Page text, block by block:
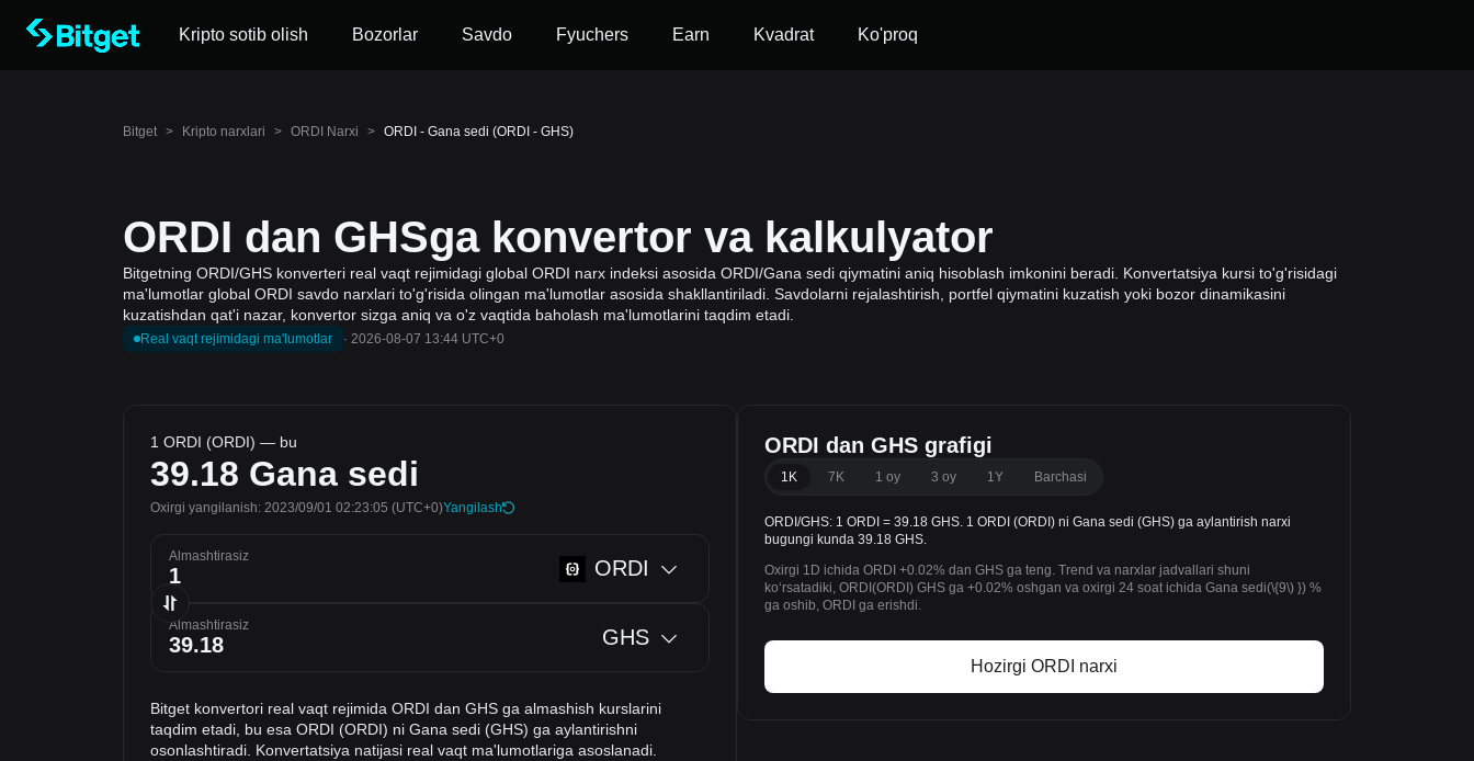
Kripto sotib olish Bozorlar Savdo Fyuchers Earn Kvadrat Ko'proq
Bitget > Kripto narxlari > ORDI Narxi > ORDI - Gana sedi (ORDI - GHS)
ORDI dan GHSga konvertor va kalkulyator
Bitgetning ORDI/GHS konverteri real vaqt rejimidagi global ORDI narx indeksi asosida ORDI/Gana sedi qiymatini aniq hisoblash imkonini beradi. Konvertatsiya kursi to'g'risidagi
ma'lumotlar global ORDI savdo narxlari to'g'risida olingan ma'lumotlar asosida shakllantiriladi. Savdolarni rejalashtirish, portfel qiymatini kuzatish yoki bozor dinamikasini
kuzatishdan qat'i nazar, konvertor sizga aniq va o'z vaqtida baholash ma'lumotlarini taqdim etadi.
Real vaqt rejimidagi ma'lumotlar · 2026-08-07 13:44 UTC+0
1 ORDI (ORDI) — bu
39.18 Gana sedi
Oxirgi yangilanish: 2023/09/01 02:23:05 (UTC+0)Yangilash
Almashtirasiz ORDI
Almashtirasiz GHS
Bitget konvertori real vaqt rejimida ORDI dan GHS ga almashish kurslarini
taqdim etadi, bu esa ORDI (ORDI) ni Gana sedi (GHS) ga aylantirishni
osonlashtiradi. Konvertatsiya natijasi real vaqt ma'lumotlariga asoslanadi.
ORDI dan GHS grafigi
1K 7K 1 oy 3 oy 1Y Barchasi
ORDI/GHS: 1 ORDI = 39.18 GHS. 1 ORDI (ORDI) ni Gana sedi (GHS) ga aylantirish narxi
bugungi kunda 39.18 GHS.
Oxirgi 1D ichida ORDI +0.02% dan GHS ga teng. Trend va narxlar jadvallari shuni
koʻrsatadiki, ORDI(ORDI) GHS ga +0.02% oshgan va oxirgi 24 soat ichida Gana sedi(\{9\) }) %
ga oshib, ORDI ga erishdi.
Hozirgi ORDI narxi